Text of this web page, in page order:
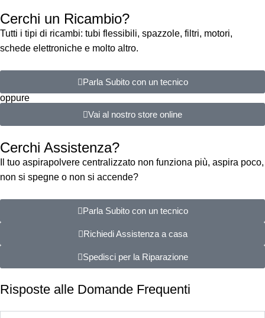
Cerchi un Ricambio?
Tutti i tipi di ricambi: tubi flessibili, spazzole, filtri, motori,
schede elettroniche e molto altro.
Parla Subito con un tecnico
oppure
Vai al nostro store online
Cerchi Assistenza?
Il tuo aspirapolvere centralizzato non funziona più, aspira poco,
non si spegne o non si accende?
Parla Subito con un tecnico
Richiedi Assistenza a casa
Spedisci per la Riparazione
Risposte alle Domande Frequenti